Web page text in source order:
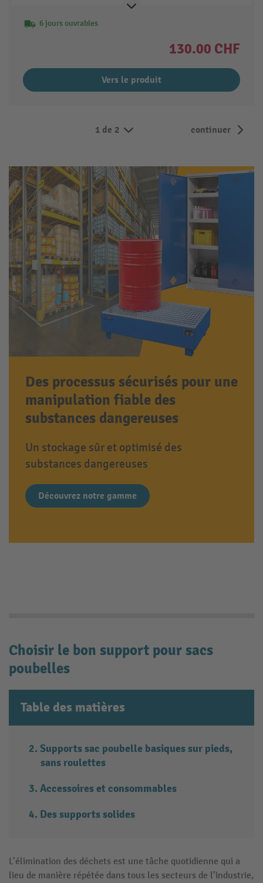
6 jours ouvrables
130.00 CHF
Vers le produit
1 de 2 continuer
Des processus sécurisés pour une
manipulation fiable des
substances dangereuses
Un stockage sûr et optimisé des
substances dangereuses
Découvrez notre gamme
Choisir le bon support pour sacs
poubelles
Table des matières
Supports sac poubelle basiques sur pieds,
sans roulettes
Accessoires et consommables
Des supports solides
L’élimination des déchets est une tâche quotidienne qui a
lieu de manière répétée dans tous les secteurs de l’industrie,